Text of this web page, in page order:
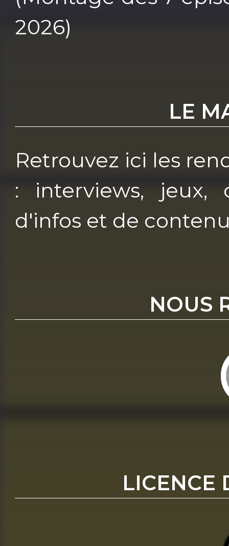
2026)
LE
Retrouvez ici les
: interviews, jeux,
d'infos et de
NOUS
LICENCE